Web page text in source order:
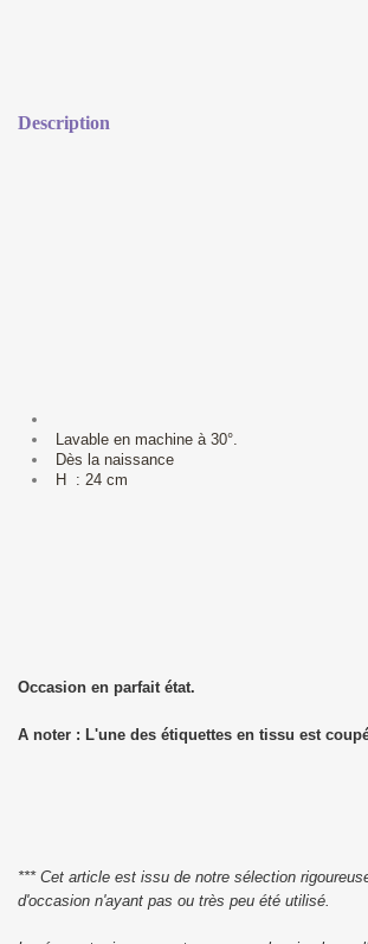
Description
Lavable en machine à 30°.
Dès la naissance
H : 24 cm
Occasion en parfait état.
A noter : L'une des étiquettes en tissu est
*** Cet article est issu de notre sélection
d'occasion n'ayant pas ou très peu été utilisé.